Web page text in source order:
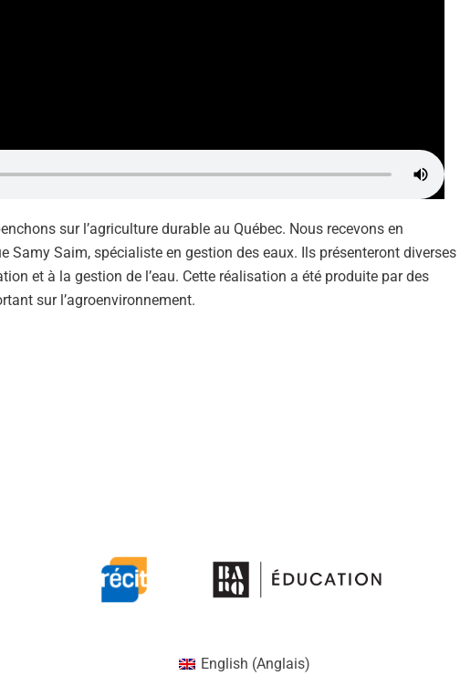
sur l’agriculture durable au Québec. Nous recevons en
Samy Saim, spécialiste en gestion des eaux. Ils présenteront diverses
et à la gestion de l’eau. Cette réalisation a été produite par des
sur l’agroenvironnement.
English (Anglais)